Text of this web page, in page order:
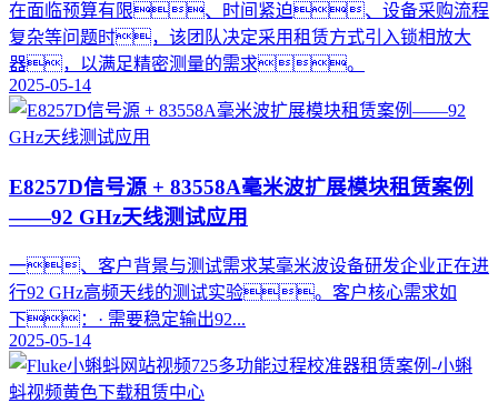
在面临预算有限、时间紧迫、设备采购流程
复杂等问题时，该团队决定采用租赁方式引入锁相放大
器，以满足精密测量的需求。
2025-05-14
E8257D信号源 + 83558A毫米波扩展模块租赁案例
——92 GHz天线测试应用
一、客户背景与测试需求某毫米波设备研发企业正在进
行92 GHz高频天线的测试实验。客户核心需求如
下：· 需要稳定输出92...
2025-05-14